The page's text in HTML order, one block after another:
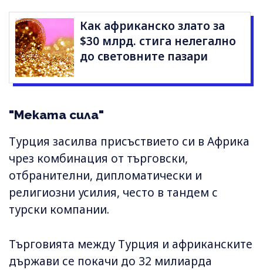
Как африканско злато за
$30 млрд. стига нелегално
до световните пазари
"Меката сила"
Турция засилва присъствието си в Африка
чрез комбинация от търговски,
отбранителни, дипломатически и
религиозни усилия, често в тандем с
турски компании.
Търговията между Турция и африканските
държави се покачи до 32 милиарда